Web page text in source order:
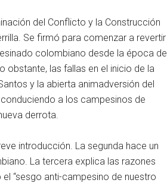
del Conflicto y la Construcción
Se firmó para comenzar a revertir
colombiano desde la época de
obstante, las fallas en el inicio de la
y la abierta animadversión del
a los campesinos de
derrota.
introducción. La segunda hace un
La tercera explica las razones
“sesgo anti-campesino de nuestro